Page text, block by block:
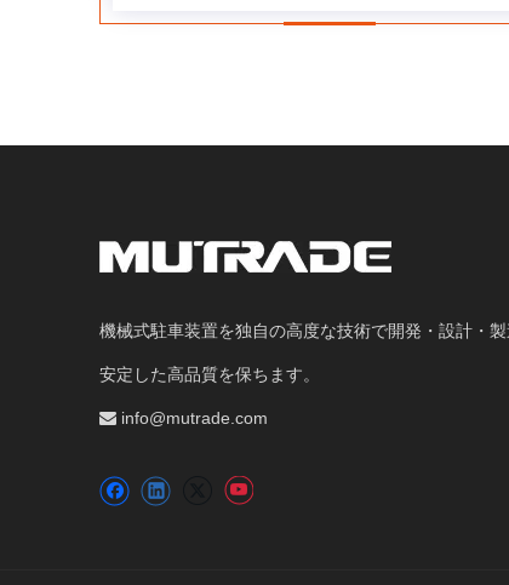
機械式駐車装置を独自の高度な技術で開発・設計・製
安定した高品質を保ちます。
 info@mutrade.com